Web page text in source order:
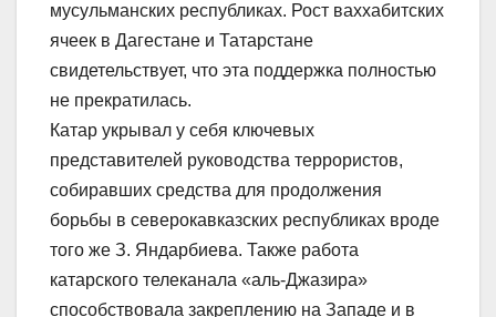
мусульманских республиках. Рост ваххабитских
ячеек в Дагестане и Татарстане
свидетельствует, что эта поддержка полностью
не прекратилась.
Катар укрывал у себя ключевых
представителей руководства террористов,
собиравших средства для продолжения
борьбы в северокавказских республиках вроде
того же З. Яндарбиева. Также работа
катарского телеканала «аль-Джазира»
способствовала закреплению на Западе и в